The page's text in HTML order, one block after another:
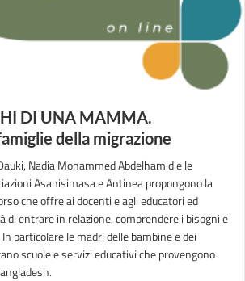
DI UNA MAMMA.
della migrazione
Nadia Mohammed Abdelhamid e le
Asanisimasa e Antinea propongono la
che offre ai docenti e agli educatori ed
di entrare in relazione, comprendere i bisogni e
particolare le madri delle bambine e dei
scuole e servizi educativi che provengono